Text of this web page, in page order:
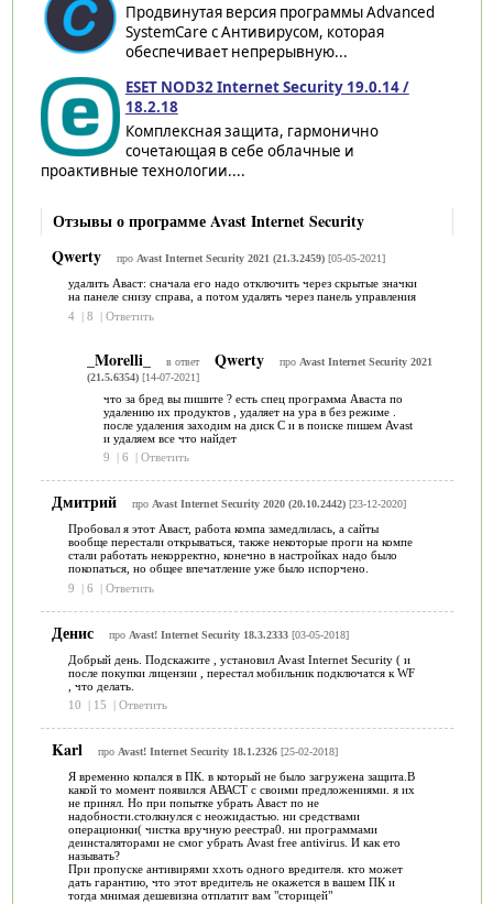
Продвинутая версия программы Advanced
SystemCare с Антивирусом, которая
обеспечивает непрерывную...
ESET NOD32 Internet Security 19.0.14 /
18.2.18
Комплексная защита, гармонично
сочетающая в себе облачные и
проактивные технологии....
Отзывы о программе Avast Internet Security
Qwerty
про Avast Internet Security 2021 (21.3.2459)[05-05-2021]
удалить Аваст: сначала его надо отключить через скрытые значки
на панеле снизу справа, а потом удалять через панель управления
4 | 8 | Ответить
_Morelli_ в ответ Qwerty про Avast Internet Security 2021
(21.5.6354)[14-07-2021]
что за бред вы пишите ? есть спец программа Аваста по
удалению их продуктов , удаляет на ура в без режиме .
после удаления заходим на диск С и в поиске пишем Avast
и удаляем все что найдет
9
6 Ответить
Дмитрий про Avast Internet Security 2020 (20.10.2442)[23-12-2020]
Пробовал я этот Аваст, работа компа замедлилась, а сайты
вообще перестали открываться, также некоторые проги на компе
стали работать некорректно, конечно в настройках надо было
покопаться, но общее впечатление уже было испорчено.
9
| 6 | Ответить
Денис про Avast! Internet Security 18.3.2333[03-05-2018]
Добрый день. Подскажите , установил Avast Internet Security ( и
после покупки лицензии , перестал мобильник подключатся к WF
, что делать.
10
15 Ответить
Karl про Avast! Internet Security 18.1.2326[25-02-2018]
Я временно копался в ПК. в который не было загружена защита.В
какой то момент появился АВАСТ с своими предложениями. я их
не принял. Но при попытке убрать Аваст по не
надобности.столкнулся с неожидастью. ни средствами
операционки( чистка вручную реестра0. ни программами
деинсталяторами не смог убрать Avast free antivirus. И как ето
называть?
При пропуске антивирями ххоть одного вредителя. кто может
дать гарантию, что этот вредитель не окажется в вашем ПК и
тогда мнимая дешевизна отплатит вам "сторицей"